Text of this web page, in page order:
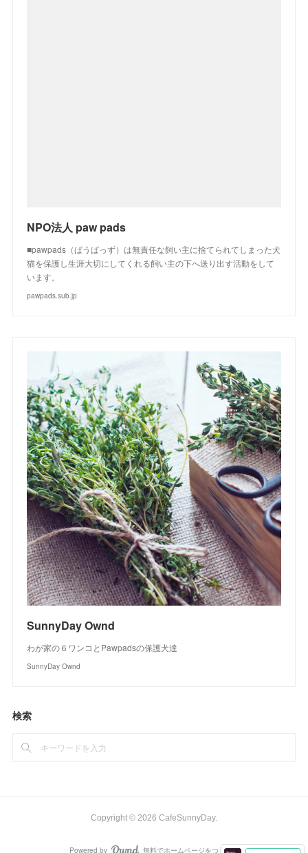
NPO法人 paw pads
■pawpads（ぱうぱっず）は無責任な飼い主に捨てられてしまった犬
猫を保護し生涯大切にしてくれる飼い主の下へ送り出す活動をして
います。
pawpads.sub.jp
SunnyDay Ownd
わが家の６ワンコとPawpadsの保護犬達
SunnyDay Ownd
検索
Copyright © 2026 CafeSunnyDay.
Powered by 無料でホームページをつくろう